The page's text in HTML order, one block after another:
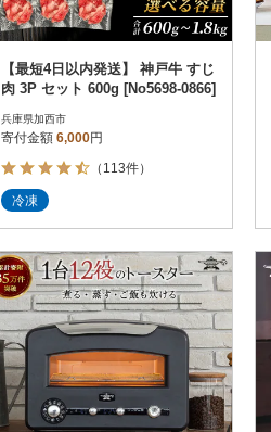
【最短4日以内発送】 神戸牛 すじ
肉 3P セット 600g [No5698-0866]
兵庫県加西市
寄付金額 6,000円
（113件）
冷凍